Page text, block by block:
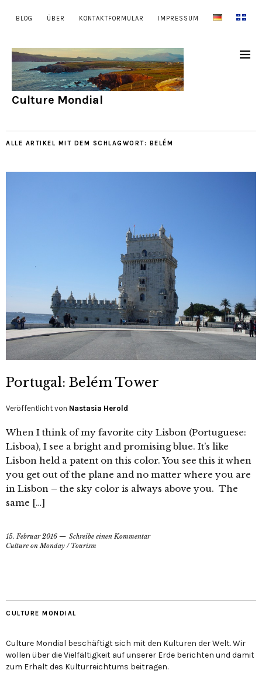
BLOG ÜBER KONTAKTFORMULAR IMPRESSUM
Culture Mondial
ALLE ARTIKEL MIT DEM SCHLAGWORT: BELÉM
Portugal: Belém Tower
Veröffentlicht von Nastasia Herold
When I think of my favorite city Lisbon (Portuguese:
Lisboa), I see a bright and promising blue. It’s like
Lisbon held a patent on this color. You see this it when
you get out of the plane and no matter where you are
in Lisbon – the sky color is always above you. The
same […]
15. Februar 2016
Schreibe einen Kommentar
Culture on Monday / Tourism
CULTURE MONDIAL
Culture Mondial beschäftigt sich mit den Kulturen der Welt. Wir
wollen über die Vielfältigkeit auf unserer Erde berichten und damit
zum Erhalt des Kulturreichtums beitragen.